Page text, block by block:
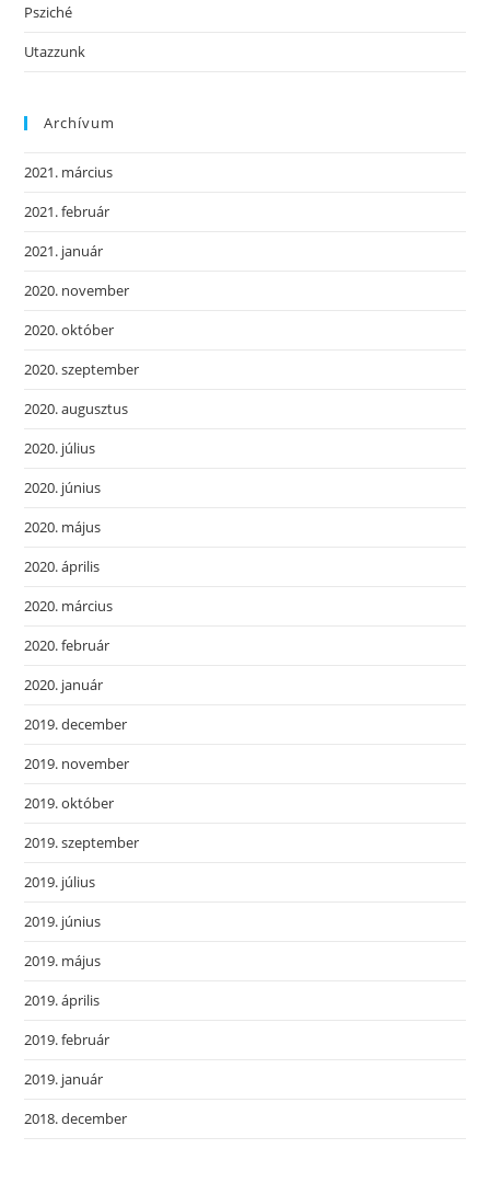
Psziché
Utazzunk
Archívum
2021. március
2021. február
2021. január
2020. november
2020. október
2020. szeptember
2020. augusztus
2020. július
2020. június
2020. május
2020. április
2020. március
2020. február
2020. január
2019. december
2019. november
2019. október
2019. szeptember
2019. július
2019. június
2019. május
2019. április
2019. február
2019. január
2018. december